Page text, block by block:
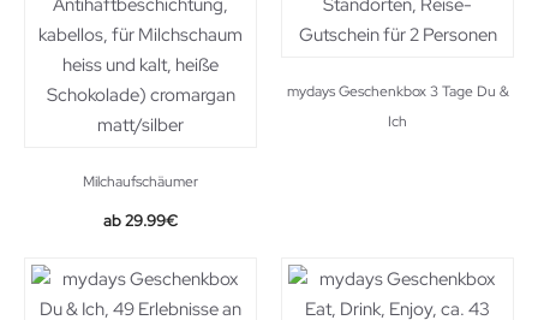
Milchaufschäumer
29.99€
mydays Geschenkbox 3 Tage Du &
Ich